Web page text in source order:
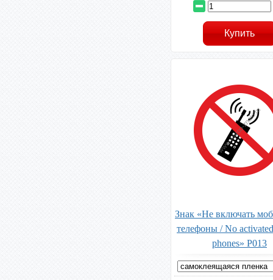
Знак «Не включать
телефоны / No
phones» P013